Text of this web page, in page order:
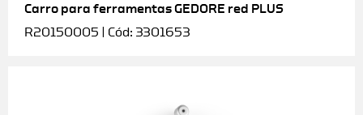
Carro para ferramentas GEDORE red PLUS
R20150005 | Cód: 3301653